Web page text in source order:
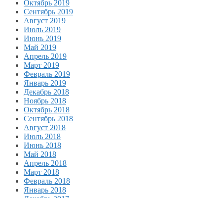
Октябрь 2019
Сентябрь 2019
Август 2019
Июль 2019
Июнь 2019
Май 2019
Апрель 2019
Март 2019
Февраль 2019
Январь 2019
Декабрь 2018
Ноябрь 2018
Октябрь 2018
Сентябрь 2018
Август 2018
Июль 2018
Июнь 2018
Май 2018
Апрель 2018
Март 2018
Февраль 2018
Январь 2018